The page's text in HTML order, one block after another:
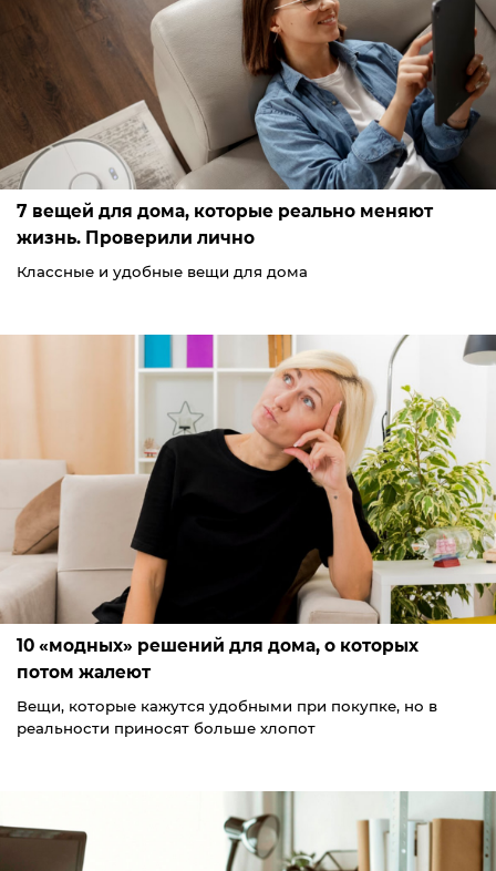
7 вещей для дома, которые реально меняют
жизнь. Проверили лично
Классные и удобные вещи для дома
10 «модных» решений для дома, о которых
потом жалеют
Вещи, которые кажутся удобными при покупке, но в
реальности приносят больше хлопот